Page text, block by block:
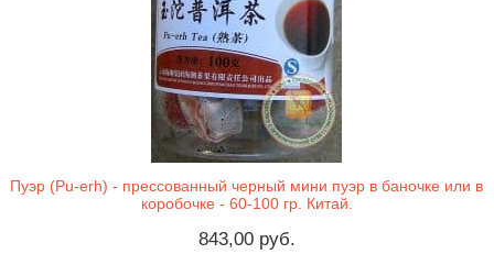
Пуэр (Pu-erh) - прессованный черный мини пуэр в баночке или в
коробочке - 60-100 гр. Китай.
843,00 руб.